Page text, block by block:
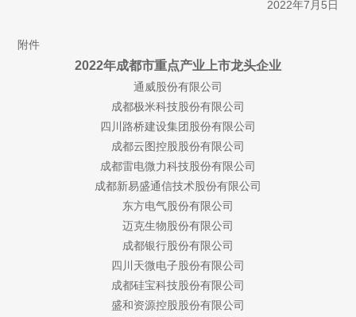
2022年7月5日
附件
2022年成都市重点产业上市龙头企业
通威股份有限公司
成都极米科技股份有限公司
四川路桥建设集团股份有限公司
成都云图控股股份有限公司
成都雷电微力科技股份有限公司
成都新易盛通信技术股份有限公司
东方电气股份有限公司
迈克生物股份有限公司
成都银行股份有限公司
四川天微电子股份有限公司
成都硅宝科技股份有限公司
盛和资源控股股份有限公司